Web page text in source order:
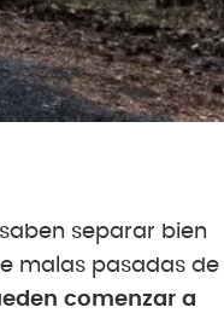
separar bien
malas pasadas de
comenzar a